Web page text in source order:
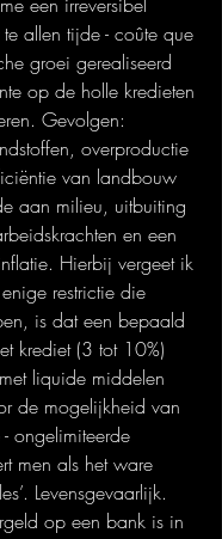
te allen tijde - coûte que
groei gerealiseerd
op de holle kredieten
Gevolgen:
overproductie
van landbouw
aan milieu, uitbuiting
en een
Hierbij vergeet ik
restrictie die
is dat een bepaald
krediet (3 tot 10%)
liquide middelen
de mogelijkheid van
ongelimiteerde
men als het ware
Levensgevaarlijk.
op een bank is in